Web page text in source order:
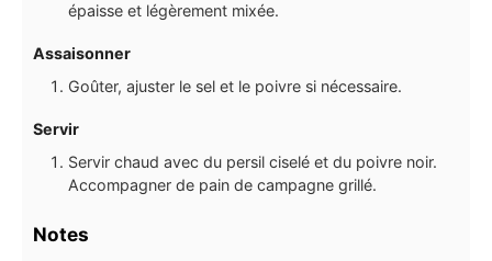
épaisse et légèrement mixée.
Assaisonner
Goûter, ajuster le sel et le poivre si nécessaire.
Servir
Servir chaud avec du persil ciselé et du poivre noir.
Accompagner de pain de campagne grillé.
Notes